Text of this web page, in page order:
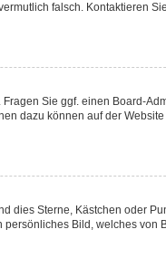
falsch. Kontaktieren
Sie ggf. einen Board-
dazu können auf der Website
dies Sterne, Kästchen oder
Bild, welches von